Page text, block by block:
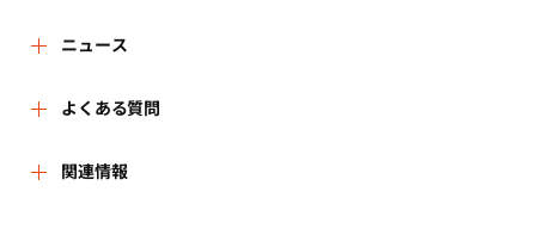
とに起因して、万一何らかの損害や不利益を被ることが
ません。あらかじめご了承ください。
合や、人命・財産の保護などやむを得ない場合を除き、本
人の承諾なしに第三者に開示・提供いたしません。
運営体制
はじめての方へ
事務局へのお問い合せ
リフォーム会社を探す
リフォーム事例を見る
リフォームを相談する
ニュース
新着情報
講習会・セミナー
よくある質問
よくある質問
関連情報